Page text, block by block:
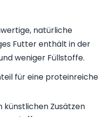
natürliche
Futter enthält in der
weniger Füllstoffe.
für eine proteinreiche
künstlichen Zusätzen